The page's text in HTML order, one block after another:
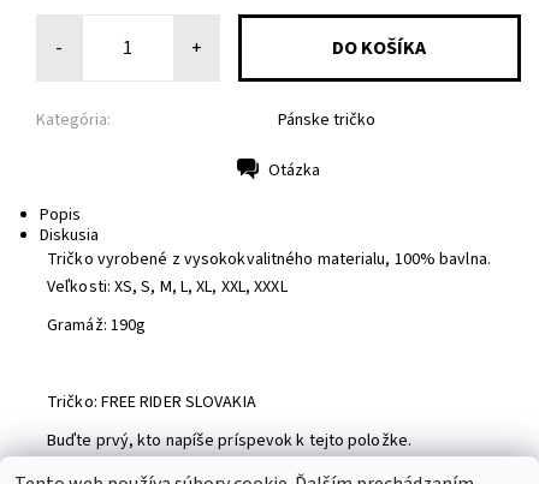
- +
Kategória: Pánske tričko
Otázka
Popis
Diskusia
Tričko vyrobené z vysokokvalitného materialu, 100% bavlna.
Veľkosti: XS, S, M, L, XL, XXL, XXXL
Gramáž: 190g
Tričko: FREE RIDER SLOVAKIA
Buďte prvý, kto napíše príspevok k tejto položke.
Pridať komentár